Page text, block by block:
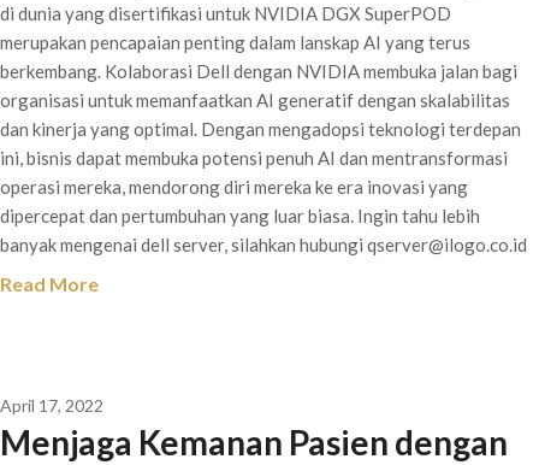
di dunia yang disertifikasi untuk NVIDIA DGX SuperPOD
merupakan pencapaian penting dalam lanskap AI yang terus
berkembang. Kolaborasi Dell dengan NVIDIA membuka jalan bagi
organisasi untuk memanfaatkan AI generatif dengan skalabilitas
dan kinerja yang optimal. Dengan mengadopsi teknologi terdepan
ini, bisnis dapat membuka potensi penuh AI dan mentransformasi
operasi mereka, mendorong diri mereka ke era inovasi yang
dipercepat dan pertumbuhan yang luar biasa. Ingin tahu lebih
banyak mengenai dell server, silahkan hubungi qserver@ilogo.co.id
Read More
April 17, 2022
Menjaga Kemanan Pasien dengan